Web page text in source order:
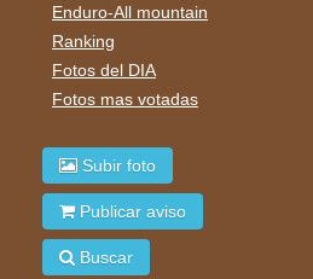
Enduro-All mountain
Ranking
Fotos del DIA
Fotos mas votadas
Subir foto
Publicar aviso
Buscar